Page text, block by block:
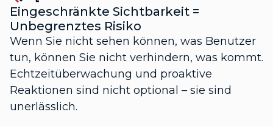
Eingeschränkte Sichtbarkeit =
Unbegrenztes Risiko
Wenn Sie nicht sehen können, was Benutzer
tun, können Sie nicht verhindern, was kommt.
Echtzeitüberwachung und proaktive
Reaktionen sind nicht optional – sie sind
unerlässlich.